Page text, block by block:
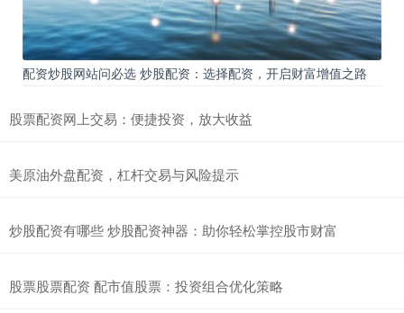
配资炒股网站问必选 炒股配资：选择配资，开启财富增值之路
股票配资网上交易：便捷投资，放大收益
美原油外盘配资，杠杆交易与风险提示
炒股配资有哪些 炒股配资神器：助你轻松掌控股市财富
股票股票配资 配市值股票：投资组合优化策略